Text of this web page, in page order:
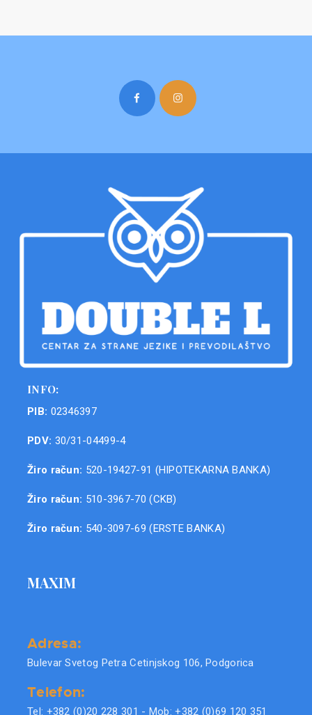
INFO:
PIB: 02346397
PDV: 30/31-04499-4
Žiro račun: 520-19427-91 (HIPOTEKARNA BANKA)
Žiro račun: 510-3967-70 (CKB)
Žiro račun: 540-3097-69 (ERSTE BANKA)
MAXIM
Adresa:
Bulevar Svetog Petra Cetinjskog 106, Podgorica
Telefon:
Tel: +382 (0)20 228 301 - Mob: +382 (0)69 120 351